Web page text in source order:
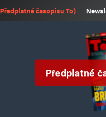
Předplatné časopisu To)
Předplatné